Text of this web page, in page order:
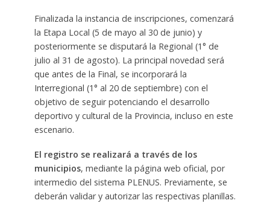
Finalizada la instancia de inscripciones, comenzará
la Etapa Local (5 de mayo al 30 de junio) y
posteriormente se disputará la Regional (1° de
julio al 31 de agosto). La principal novedad será
que antes de la Final, se incorporará la
Interregional (1° al 20 de septiembre) con el
objetivo de seguir potenciando el desarrollo
deportivo y cultural de la Provincia, incluso en este
escenario.
El registro se realizará a través de los
municipios, mediante la página web oficial, por
intermedio del sistema PLENUS. Previamente, se
deberán validar y autorizar las respectivas planillas.